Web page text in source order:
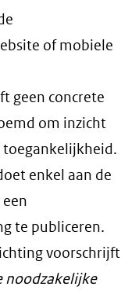
of mobiele
geen concrete
om inzicht
toegankelijkheid.
enkel aan de
te publiceren.
voorschrijft
noodzakelijke